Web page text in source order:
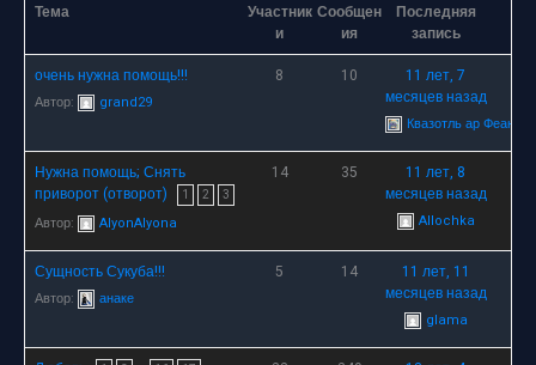
Тема
Участник
и
Сообщен
ия
Последняя
запись
очень нужна помощь!!!
Автор: grand29
8 10
11 лет, 7
месяцев назад
Квазотль ар Феанор
Нужна помощь; Снять
приворот (отворот)
1 2 3
Автор: AlyonAlyona
14 35
11 лет, 8
месяцев назад
Allochka
Сущность Сукуба!!!
Автор: анаке
5 14
11 лет, 11
месяцев назад
glama